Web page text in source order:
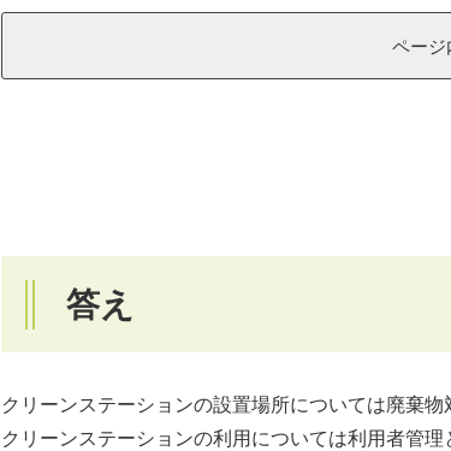
ページ
答え
クリーンステーションの設置場所については廃棄物
クリーンステーションの利用については利用者管